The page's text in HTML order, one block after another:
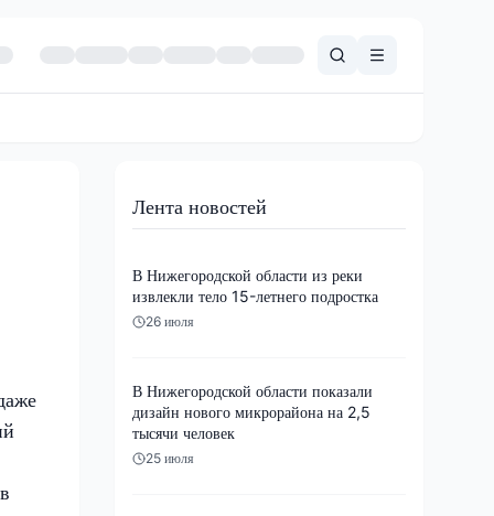
Лента новостей
В Нижегородской области из реки
извлекли тело 15-летнего подростка
26 июля
В Нижегородской области показали
дизайн нового микрорайона на 2,5
тысячи человек
25 июля